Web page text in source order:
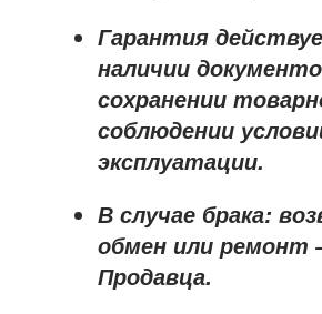
Гарантия
наличии
сохранении
соблюдении
эксплуатации.
В случае брака:
обмен или
Продавца.